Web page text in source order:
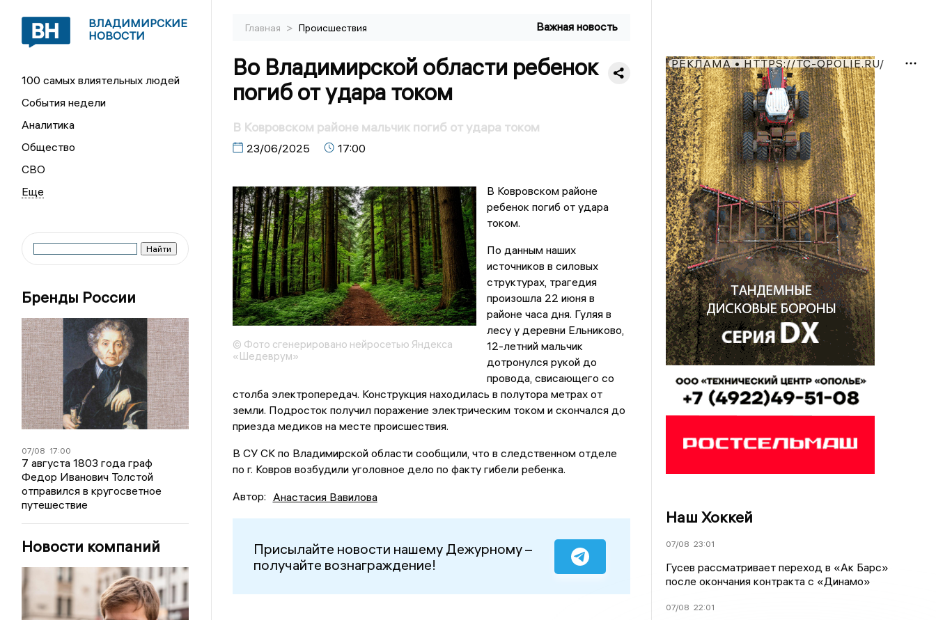
ВЛАДИМИРСКИЕ
НОВОСТИ
100 самых влиятельных людей
События недели
Аналитика
Общество
СВО
Бренды России
07/08 17:00
7 августа 1803 года граф
Федор Иванович Толстой
отправился в кругосветное
путешествие
Новости компаний
Главная > Происшествия Важная новость
Во Владимирской области ребенок
погиб от удара током
В Ковровском районе мальчик погиб от удара током
23/06/2025 17:00
© Фото сгенерировано нейросетью Яндекса
«Шедеврум»
В Ковровском районе
ребенок погиб от удара
током.
По данным наших
источников в силовых
структурах, трагедия
произошла 22 июня в
районе часа дня. Гуляя в
лесу у деревни Ельниково,
12-летний мальчик
дотронулся рукой до
провода, свисающего со
столба электропередач. Конструкция находилась в полутора метрах от
земли. Подросток получил поражение электрическим током и скончался до
приезда медиков на месте происшествия.
В СУ СК по Владимирской области сообщили, что в следственном отделе
по г. Ковров возбудили уголовное дело по факту гибели ребенка.
Автор: Анастасия Вавилова
Присылайте новости нашему Дежурному –
получайте вознаграждение!
РЕКЛАМА • HTTPS://TC-OPOLIE.RU/
Наш Хоккей
07/08 23:01
Гусев рассматривает переход в «Ак Барс»
после окончания контракта с «Динамо»
07/08 22:01